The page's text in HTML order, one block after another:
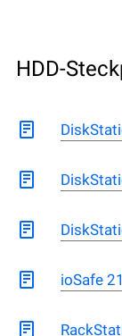
HDD-
ioSafe